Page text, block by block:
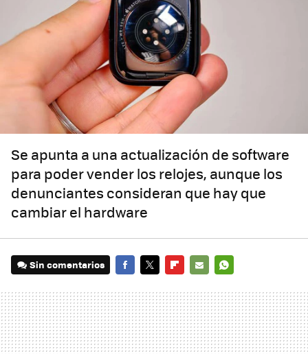
Se apunta a una actualización de software
para poder vender los relojes, aunque los
denunciantes consideran que hay que
cambiar el hardware
Sin comentarios
MAIL